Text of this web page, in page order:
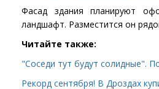
Фасад здания планируют
ландшафт. Разместится он
Читайте также:
"Соседи тут будут солидные".
Рекорд сентября! В Дроздах